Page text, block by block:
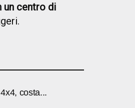
un centro di
costa...